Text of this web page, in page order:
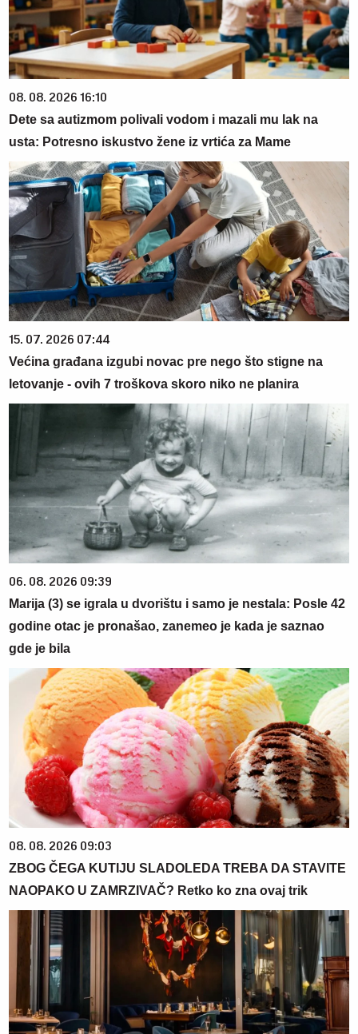
08. 08. 2026 16:10
Dete sa autizmom polivali vodom i mazali mu lak na
usta: Potresno iskustvo žene iz vrtića za Mame
15. 07. 2026 07:44
Većina građana izgubi novac pre nego što stigne na
letovanje - ovih 7 troškova skoro niko ne planira
06. 08. 2026 09:39
Marija (3) se igrala u dvorištu i samo je nestala: Posle 42
godine otac je pronašao, zanemeo je kada je saznao
gde je bila
08. 08. 2026 09:03
ZBOG ČEGA KUTIJU SLADOLEDA TREBA DA STAVITE
NAOPAKO U ZAMRZIVAČ? Retko ko zna ovaj trik